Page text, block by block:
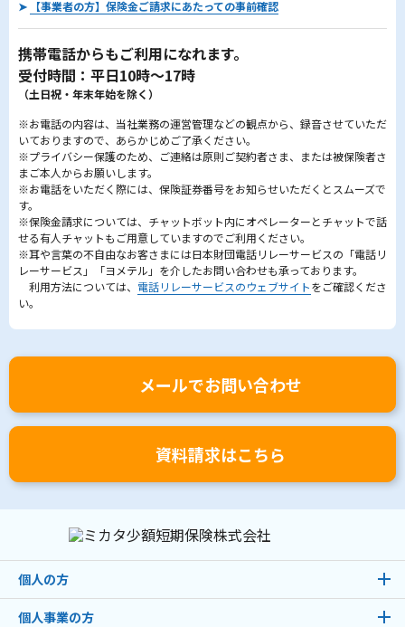
➤ 【事業者の方】保険金ご請求にあたっての事前確認
携帯電話からもご利用になれます。
受付時間：平日10時～17時
（土日祝・年末年始を除く）
※お電話の内容は、当社業務の運営管理などの観点から、録音させていただ
いておりますので、あらかじめご了承ください。
※プライバシー保護のため、ご連絡は原則ご契約者さま、または被保険者さ
まご本人からお願いします。
※お電話をいただく際には、保険証券番号をお知らせいただくとスムーズで
す。
※保険金請求については、チャットボット内にオペレーターとチャットで話
せる有人チャットもご用意していますのでご利用ください。
※耳や言葉の不自由なお客さまには日本財団電話リレーサービスの「電話リ
レーサービス」「ヨメテル」を介したお問い合わせも承っております。
利用方法については、 電話リレーサービスのウェブサイトをご確認くださ
い。
メールでお問い合わせ
資料請求はこちら
個人の方
個人事業の方